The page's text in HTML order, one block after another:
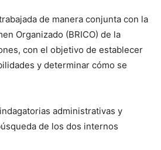
de manera conjunta con la
Organizado (BRICO) de la
con el objetivo de establecer
y determinar cómo se
administrativas y
de los dos internos